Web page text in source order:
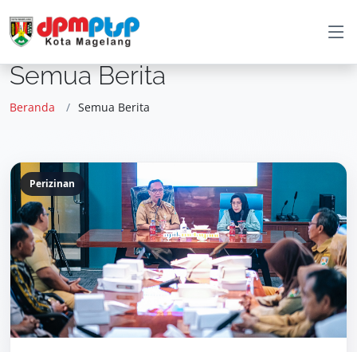
Semua Berita
Beranda Semua Berita
Perizinan